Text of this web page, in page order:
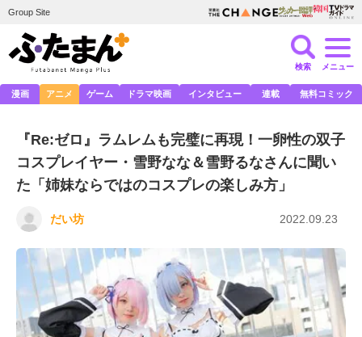
Group Site
検索 メニュー
漫画 アニメ ゲーム ドラマ映画 インタビュー 連載 無料コミック
『Re:ゼロ』ラムレムも完璧に再現！一卵性の双子
コスプレイヤー・雪野なな＆雪野るなさんに聞い
た「姉妹ならではのコスプレの楽しみ方」
だい坊 2022.09.23